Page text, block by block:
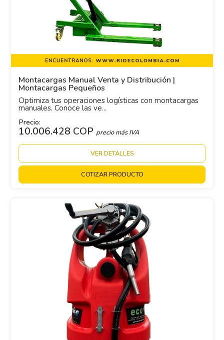
Montacargas Manual Venta y Distribución |
Montacargas Pequeños
Optimiza tus operaciones logísticas con montacargas
manuales. Conoce las ve...
Precio:
10.006.428 COPprecio más IVA
VER DETALLES
COTIZAR PRODUCTO